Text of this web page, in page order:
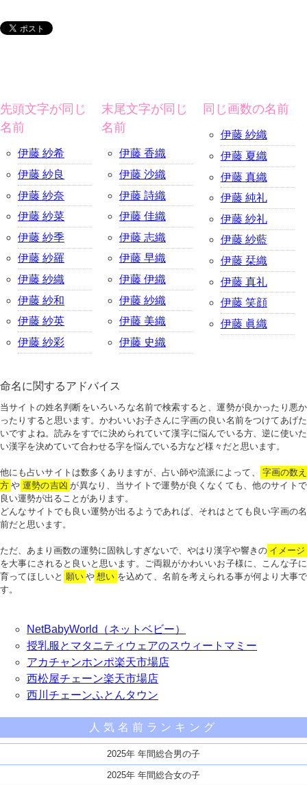
先頭文字が同じ
名前
伊藤 紗希
伊藤 紗良
伊藤 紗奈
伊藤 紗菜
伊藤 紗季
伊藤 紗羅
伊藤 紗織
伊藤 紗和
伊藤 紗英
伊藤 紗彩
末尾文字が同じ
名前
伊藤 香織
伊藤 沙織
伊藤 詩織
伊藤 佳織
伊藤 志織
伊藤 早織
伊藤 伊織
伊藤 紗織
伊藤 美織
伊藤 史織
同じ画数の名前
伊藤 紗織
伊藤 夏織
伊藤 真織
伊藤 純礼
伊藤 紗礼
伊藤 紗藍
伊藤 栞織
伊藤 真礼
伊藤 笑顔
伊藤 眞織
命名に関するアドバイス
当サイトの姓名判断をいろいろな名前で検索すると、運勢が良かったり悪か
ったりすると思います。かわいいお子さんに字画の良い名前をつけてあげた
いですよね。読みをすでに決められていて漢字に悩んでいる方、逆に使いた
い漢字を決めていて合わせる字を悩んでいる方など様々だと思います。
他にも占いサイトは数多くありますが、占い師や流派によって、
字画の数え
方 や 運勢の吉凶 が異なり、当サイトで運勢が良くなくても、他のサイトで
良い運勢が出ることがあります。
どんなサイトでも良い運勢が出るようであれば、それはとても良い字画の名
前だと思います。
ただ、あまり画数の運勢に固執しすぎないで、やはり漢字や響きの イメージ
を大事にされると良いと思います。ご両親がかわいいお子様に、こんな子に
育ってほしいと 願い や 想い を込めて、名前を考えられる事が何より大事で
す。
NetBabyWorld（ネットベビー）
授乳服とマタニティウェアのスウィートマミー
アカチャンホンポ楽天市場店
西松屋チェーン楽天市場店
西川チェーンふとんタウン
人気名前ランキング
2025年 年間総合男の子
2025年 年間総合女の子